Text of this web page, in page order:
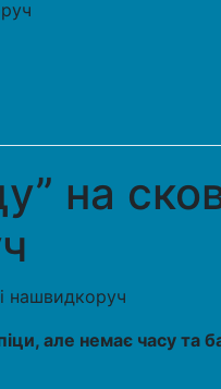
на
але немає часу та